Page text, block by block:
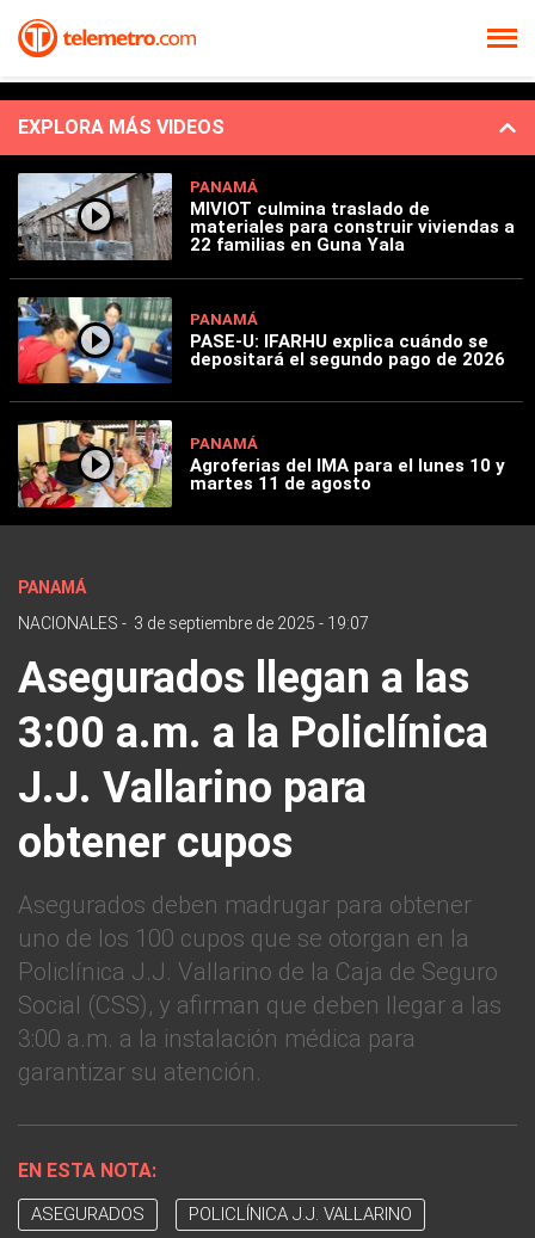
EXPLORA MÁS VIDEOS
PANAMÁ
MIVIOT culmina traslado de
materiales para construir viviendas a
22 familias en Guna Yala
PANAMÁ
PASE-U: IFARHU explica cuándo se
depositará el segundo pago de 2026
PANAMÁ
Agroferias del IMA para el lunes 10 y
martes 11 de agosto
PANAMÁ
NACIONALES - 3 de septiembre de 2025 - 19:07
Asegurados llegan a las
3:00 a.m. a la Policlínica
J.J. Vallarino para
obtener cupos
Asegurados deben madrugar para obtener
uno de los 100 cupos que se otorgan en la
Policlínica J.J. Vallarino de la Caja de Seguro
Social (CSS), y afirman que deben llegar a las
3:00 a.m. a la instalación médica para
garantizar su atención.
EN ESTA NOTA:
ASEGURADOS POLICLÍNICA J.J. VALLARINO